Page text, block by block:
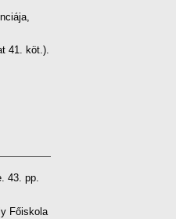
41. köt.).
43. pp.
Főiskola